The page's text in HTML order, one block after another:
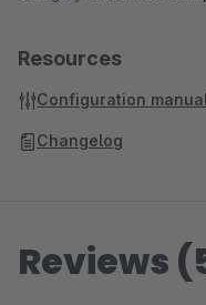
Resources
Configuration manual
Changelog
Reviews